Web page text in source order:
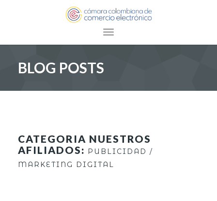
Toggle navigation
BLOG POSTS
CATEGORIA NUESTROS
AFILIADOS: PUBLICIDAD /
MARKETING DIGITAL